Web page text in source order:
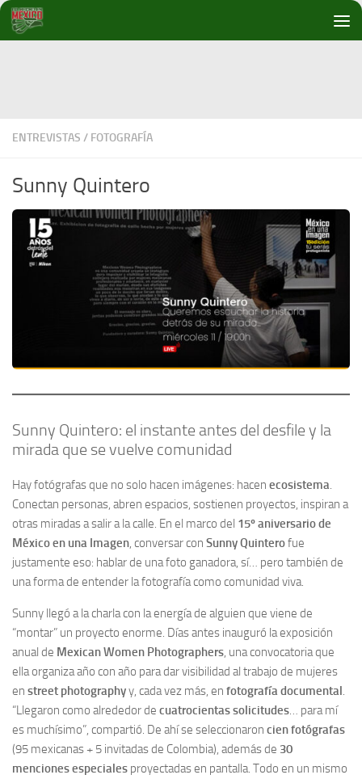
Debajo del contenido
ENTREVISTAS / FOTOGRAFÍA
Sunny Quintero
Sunny Quintero: el instante antes del desfile y la
mirada que se vuelve comunidad
Hay fotógrafas que no solo hacen imágenes: hacen ecosistema.
Conectan personas, abren espacios, sostienen proyectos, inspiran a
otras miradas a salir a la calle. En el marco del 15º aniversario de
México en una Imagen, conversar con Sunny Quinterofue
justamente eso: hablar de una foto ganadora, sí… pero también de
una forma de entender la fotografía como comunidad viva.
Sunny llegó a la charla con la energía de alguien que viene de
“montar” un proyecto enorme. Días antes inauguró la exposición
anual de Mexican Women Photographers, una convocatoria que
ella organiza año con año para dar visibilidad al trabajo de mujeres
en street photographyy, cada vez más, en fotografía documental.
“Llegaron como alrededor de cuatrocientas solicitudes… para mí
es muchísimo”, compartió. De ahí se seleccionaron cien fotógrafas
(95 mexicanas + 5 invitadas de Colombia), además de 30
menciones especiales proyectadas en pantalla. Todo en un mismo